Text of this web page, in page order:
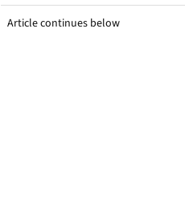
Article continues below